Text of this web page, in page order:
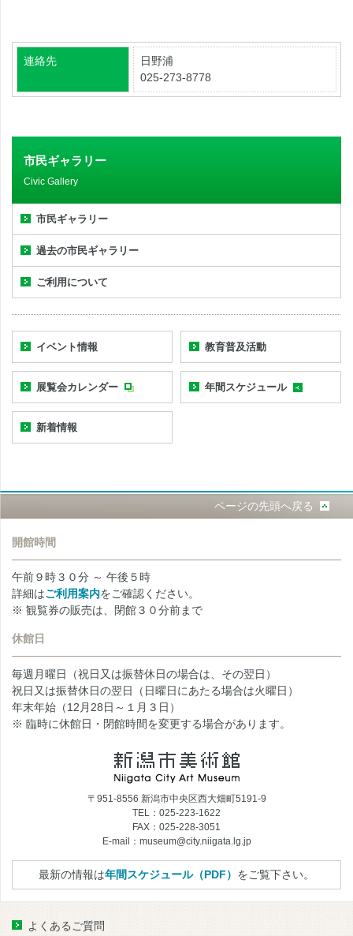
連絡先
日野浦
025-273-8778
市民ギャラリー
Civic Gallery
市民ギャラリー
過去の市民ギャラリー
ご利用について
イベント情報 教育普及活動
展覧会カレンダー 年間スケジュール
新着情報
ページの先頭へ戻る
開館時間
午前９時３０分 ～ 午後５時
詳細はご利用案内をご確認ください。
※ 観覧券の販売は、閉館３０分前まで
休館日
毎週月曜日（祝日又は振替休日の場合は、その翌日）
祝日又は振替休日の翌日（日曜日にあたる場合は火曜日）
年末年始（12月28日～１月３日）
※ 臨時に休館日・閉館時間を変更する場合があります。
〒951-8556 新潟市中央区西大畑町5191-9
TEL：025-223-1622
FAX：025-228-3051
E-mail：museum@city.niigata.lg.jp
最新の情報は年間スケジュール（PDF） をご覧下さい。
よくあるご質問